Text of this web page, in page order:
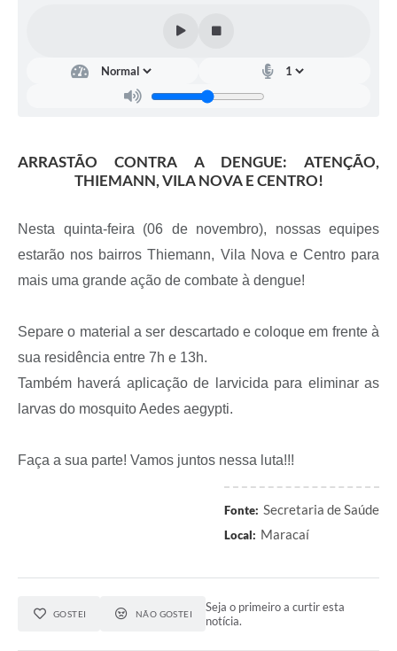
ARRASTÃO CONTRA A DENGUE: ATENÇÃO,
THIEMANN, VILA NOVA E CENTRO!
Nesta quinta-feira (06 de novembro), nossas equipes
estarão nos bairros Thiemann, Vila Nova e Centro para
mais uma grande ação de combate à dengue!
Separe o material a ser descartado e coloque em frente à
sua residência entre 7h e 13h.
Também haverá aplicação de larvicida para eliminar as
larvas do mosquito Aedes aegypti.
Faça a sua parte! Vamos juntos nessa luta!!!
Fonte: Secretaria de Saúde
Local: Maracaí
GOSTEI NÃO GOSTEI
Seja o primeiro a curtir esta
notícia.